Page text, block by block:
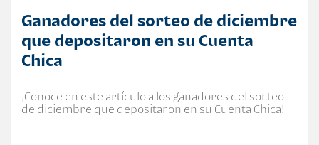
Ganadores del sorteo de diciembre
que depositaron en su Cuenta
Chica
¡Conoce en este artículo a los ganadores del sorteo
de diciembre que depositaron en su Cuenta Chica!